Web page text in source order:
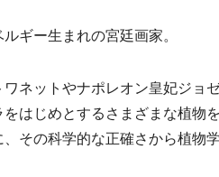
ギー生まれの宮廷画家。
ネットやナポレオン皇妃ジョ
はじめとするさまざまな植物
その科学的な正確さから植物